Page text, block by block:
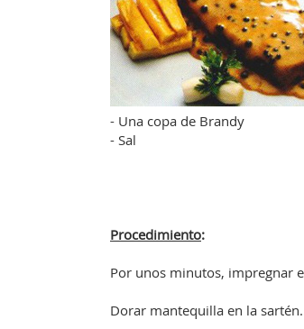
- Una copa de Brandy
- Sal
Procedimiento:
Por unos minutos, impregnar
Dorar mantequilla en la sartén.